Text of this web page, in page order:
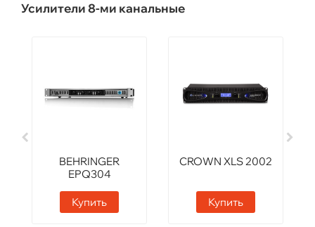
Усилители 8-ми канальные
BEHRINGER
EPQ304
Купить
CROWN XLS 2002
Купить